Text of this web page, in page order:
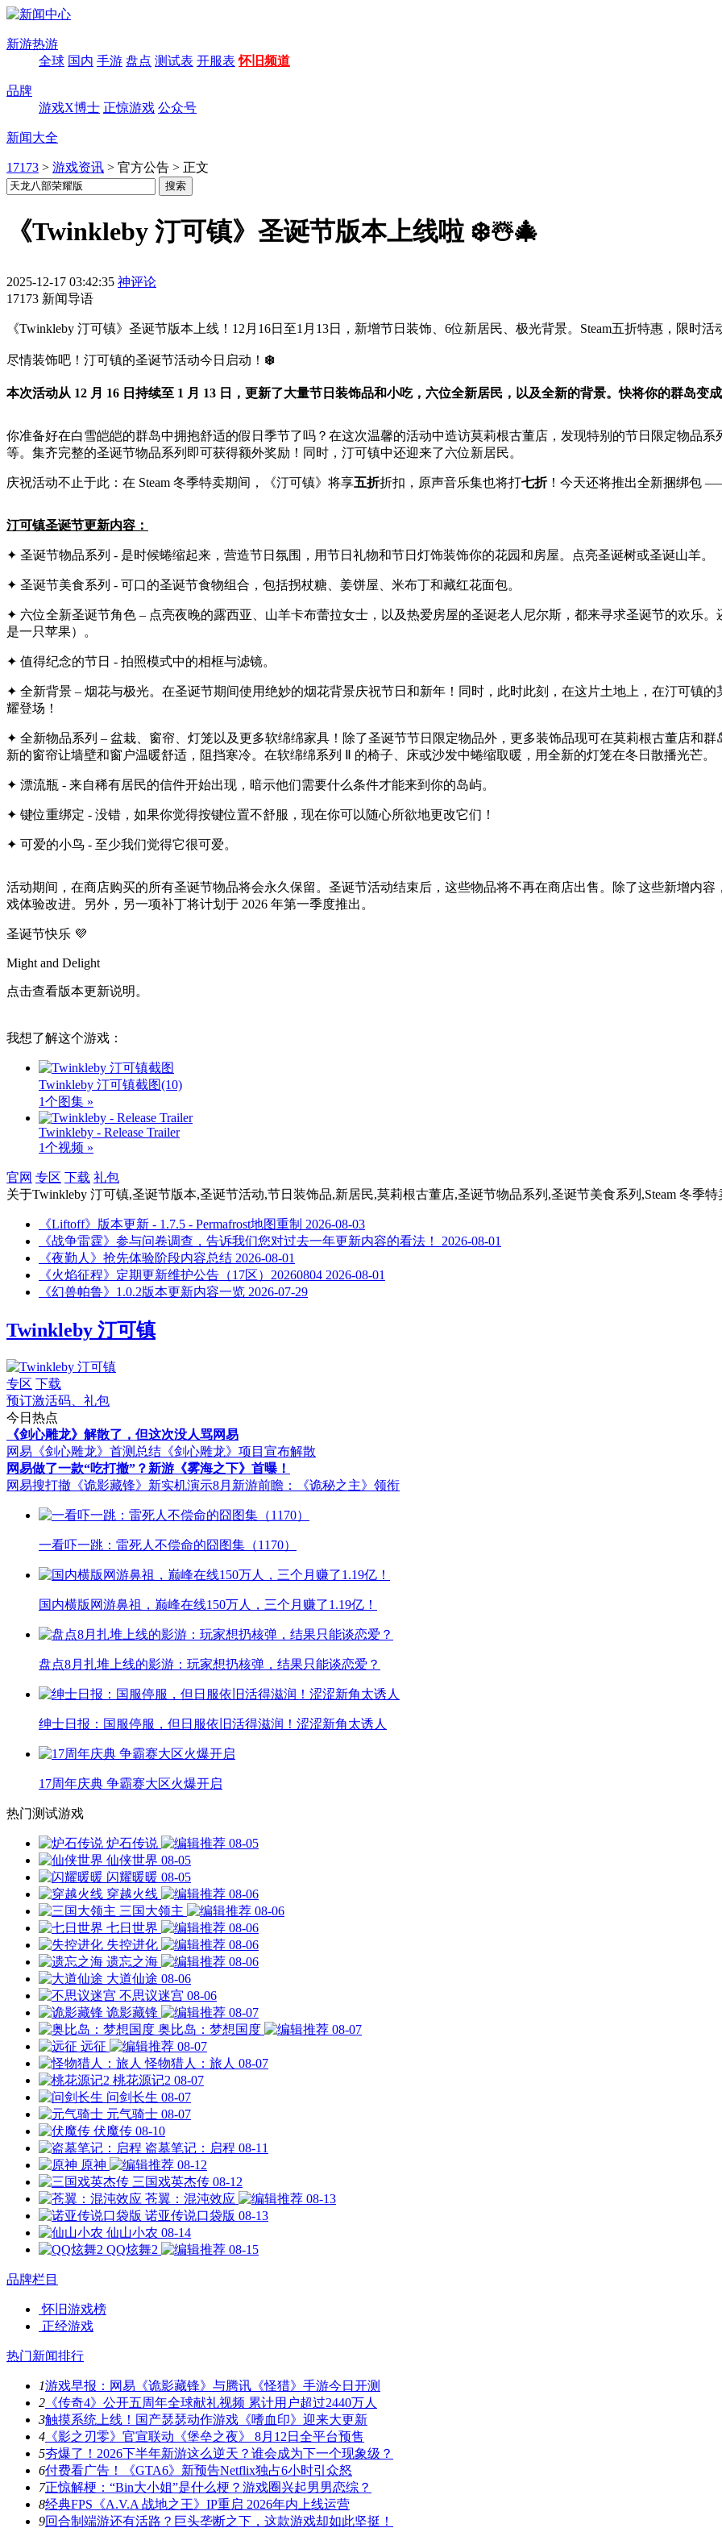
新游热游
全球 国内 手游 盘点 测试表 开服表 怀旧频道
品牌
游戏X博士 正惊游戏 公众号
新闻大全
17173 > 游戏资讯 > 官方公告 > 正文
《Twinkleby 汀可镇》圣诞节版本上线啦 ❄️☃️🎄
2025-12-17 03:42:35 神评论
17173 新闻导语
《Twinkleby 汀可镇》圣诞节版本上线！12月16日至1月13日，新增节日装饰、6位新居民、极光背景。Steam五折特惠，限时活
尽情装饰吧！汀可镇的圣诞节活动今日启动！ ❄️
本次活动从 12 月 16 日持续至 1 月 13 日，更新了大量节日装饰品和小吃，六位全新居民，以及全新的背景。快将你的群岛变
你准备好在白雪皑皑的群岛中拥抱舒适的假日季节了吗？在这次温馨的活动中造访莫莉根古董店，发现特别的节日限定物品
等。集齐完整的圣诞节物品系列即可获得额外奖励！同时，汀可镇中还迎来了六位新居民。
庆祝活动不止于此：在 Steam 冬季特卖期间，《汀可镇》将享五折折扣，原声音乐集也将打七折！今天还将推出全新捆绑包
汀可镇圣诞节更新内容：
✦ 圣诞节物品系列 - 是时候蜷缩起来，营造节日氛围，用节日礼物和节日灯饰装饰你的花园和房屋。点亮圣诞树或圣诞山羊。
✦ 圣诞节美食系列 - 可口的圣诞节食物组合，包括拐杖糖、姜饼屋、米布丁和藏红花面包。
✦ 六位全新圣诞节角色 – 点亮夜晚的露西亚、山羊卡布蕾拉女士，以及热爱房屋的圣诞老人尼尔斯，都来寻求圣诞节的欢乐
是一只苹果）。
✦ 值得纪念的节日 - 拍照模式中的相框与滤镜。
✦ 全新背景 – 烟花与极光。在圣诞节期间使用绝妙的烟花背景庆祝节日和新年！同时，此时此刻，在这片土地上，在汀可镇
耀登场！
✦ 全新物品系列 – 盆栽、窗帘、灯笼以及更多软绵绵家具！除了圣诞节节日限定物品外，更多装饰品现可在莫莉根古董店和
新的窗帘让墙壁和窗户温暖舒适，阻挡寒冷。在软绵绵系列 Ⅱ 的椅子、床或沙发中蜷缩取暖，用全新的灯笼在冬日散播光芒。
✦ 漂流瓶 - 来自稀有居民的信件开始出现，暗示他们需要什么条件才能来到你的岛屿。
✦ 键位重绑定 - 没错，如果你觉得按键位置不舒服，现在你可以随心所欲地更改它们！
✦ 可爱的小鸟 - 至少我们觉得它很可爱。
活动期间，在商店购买的所有圣诞节物品将会永久保留。圣诞节活动结束后，这些物品将不再在商店出售。除了这些新增内
戏体验改进。另外，另一项补丁将计划于 2026 年第一季度推出。
圣诞节快乐 💜
Might and Delight
点击查看版本更新说明。
我想了解这个游戏：
Twinkleby 汀可镇截图(10)
1个图集 »
Twinkleby - Release Trailer
1个视频 »
官网 专区 下载 礼包
关于Twinkleby 汀可镇,圣诞节版本,圣诞节活动,节日装饰品,新居民,莫莉根古董店,圣诞节物品系列,圣诞节美食系列,Steam 冬季特
《Liftoff》版本更新 - 1.7.5 - Permafrost地图重制 2026-08-03
《战争雷霆》参与问卷调查，告诉我们您对过去一年更新内容的看法！
2026-08-01
《夜勤人》抢先体验阶段内容总结 2026-08-01
《火焰征程》定期更新维护公告（17区）20260804 2026-08-01
《幻兽帕鲁》1.0.2版本更新内容一览 2026-07-29
Twinkleby 汀可镇
专区 下载
预订激活码、礼包
今日热点
《剑心雕龙》解散了，但这次没人骂网易
网易《剑心雕龙》首测总结 《剑心雕龙》项目宣布解散
网易做了一款“吃打撤”？新游《雾海之下》首曝！
网易搜打撤《诡影藏锋》新实机演示8月新游前瞻：《诡秘之主》领衔
一看吓一跳：雷死人不偿命的囧图集（1170）
国内横版网游鼻祖，巅峰在线150万人，三个月赚了1.19亿！
盘点8月扎堆上线的影游：玩家想扔核弹，结果只能谈恋爱？
绅士日报：国服停服，但日服依旧活得滋润！涩涩新角太诱人
17周年庆典 争霸赛大区火爆开启
热门测试游戏
炉石传说
08-05
仙侠世界 08-05
闪耀暖暖 08-05
穿越火线
08-06
三国大领主
08-06
七日世界
08-06
失控进化
08-06
遗忘之海
08-06
大道仙途 08-06
不思议迷宫 08-06
诡影藏锋
08-07
奥比岛：梦想国度
08-07
远征
08-07
怪物猎人：旅人 08-07
桃花源记2 08-07
问剑长生 08-07
元气骑士 08-07
伏魔传 08-10
盗墓笔记：启程 08-11
原神
08-12
三国戏英杰传 08-12
苍翼：混沌效应
08-13
诺亚传说口袋版 08-13
仙山小农 08-14
QQ炫舞2
08-15
品牌栏目
怀旧游戏榜
正经游戏
热门新闻排行
1游戏早报：网易《诡影藏锋》与腾讯《怪猎》手游今日开测
2 《传奇4》公开五周年全球献礼视频 累计用户超过2440万人
3触摸系统上线！国产瑟瑟动作游戏《嗜血印》迎来大更新
4 《影之刃零》官宣联动《堡垒之夜》 8月12日全平台预售
5夯爆了！2026下半年新游这么逆天？谁会成为下一个现象级？
6付费看广告！《GTA6》新预告Netflix独占6小时引众怒
7正惊解梗：“Bin大小姐”是什么梗？游戏圈兴起男男恋综？
8经典FPS《A.V.A 战地之王》IP重启 2026年内上线运营
9回合制端游还有活路？巨头垄断之下，这款游戏却如此坚挺！